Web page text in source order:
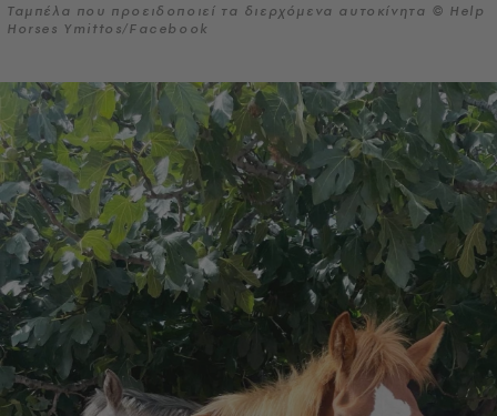
Ταμπέλα που προειδοποιεί τα διερχόμενα αυτοκίνητα © Help
Horses Ymittos/Facebook